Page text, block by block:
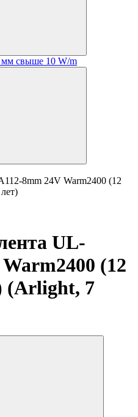
мм свыше 10 W/m
8mm 24V Warm2400 (12
UL-
(12
(Arlight, 7